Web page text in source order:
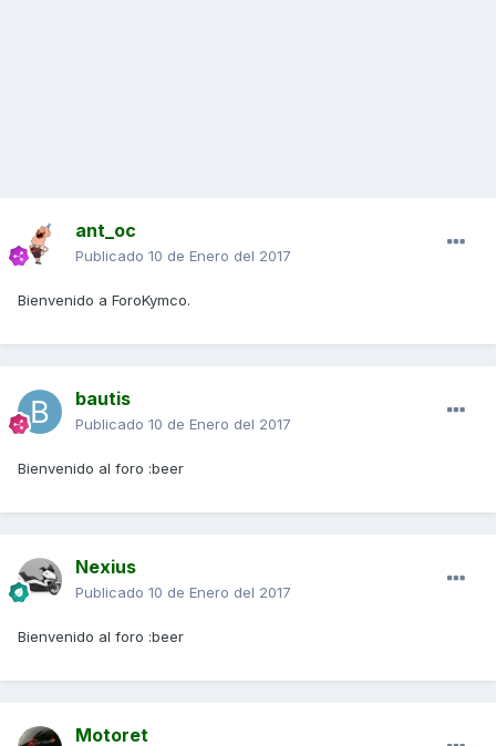
ant_oc
Publicado 10 de Enero del 2017
Bienvenido a ForoKymco.
bautis
Publicado 10 de Enero del 2017
Bienvenido al foro :beer
Nexius
Publicado 10 de Enero del 2017
Bienvenido al foro :beer
Motoret